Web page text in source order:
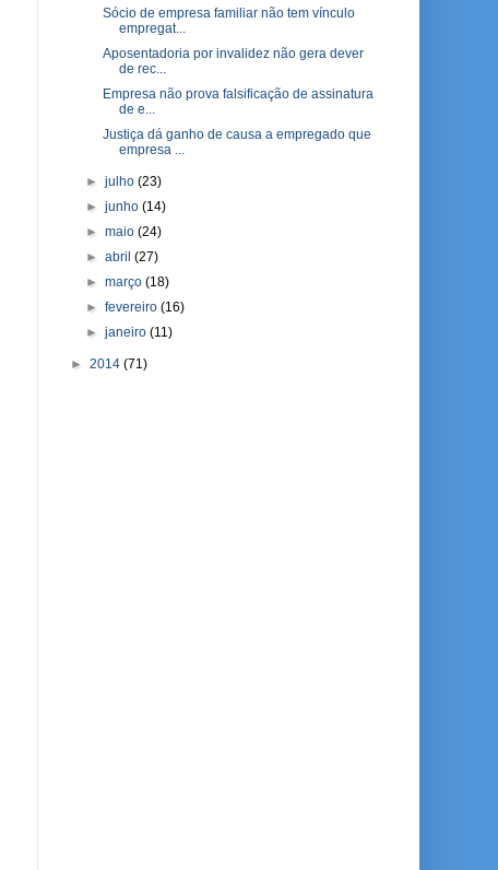
Sócio de empresa familiar não tem vínculo
empregat...
Aposentadoria por invalidez não gera dever
de rec...
Empresa não prova falsificação de assinatura
de e...
Justiça dá ganho de causa a empregado que
empresa ...
►julho(23)
►junho(14)
►maio(24)
►abril(27)
►março(18)
►fevereiro(16)
►janeiro(11)
► 2014 (71)